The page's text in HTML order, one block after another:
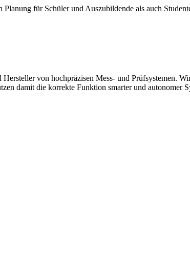
für Schüler und Auszubildende als auch
von hochpräzisen Mess- und Prüfsystemen.
damit die korrekte Funktion smarter und autonomer